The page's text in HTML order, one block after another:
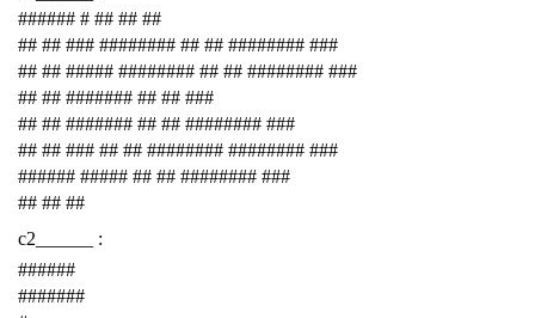
###### # ## ## ##
## ## ### ######## ## ## ######## ###
## ## ##### ######## ## ## ######## ###
## ## ####### ## ## ###
## ## ####### ## ## ######## ###
## ## ### ## ## ######## ######## ###
###### ##### ## ## ######## ###
## ## ##
c2______ :
######
#######